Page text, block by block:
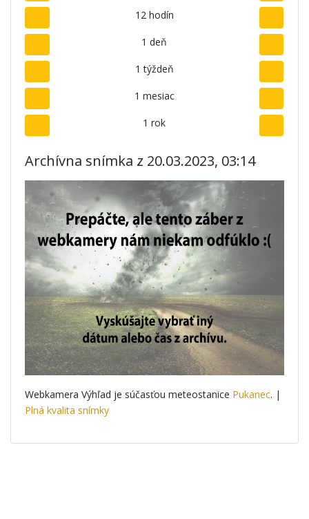
12 hodín
1 deň
1 týždeň
1 mesiac
1 rok
Archívna snímka z 20.03.2023, 03:14
Webkamera Výhľad je súčasťou meteostanice Pukanec. |
Plná kvalita snímky